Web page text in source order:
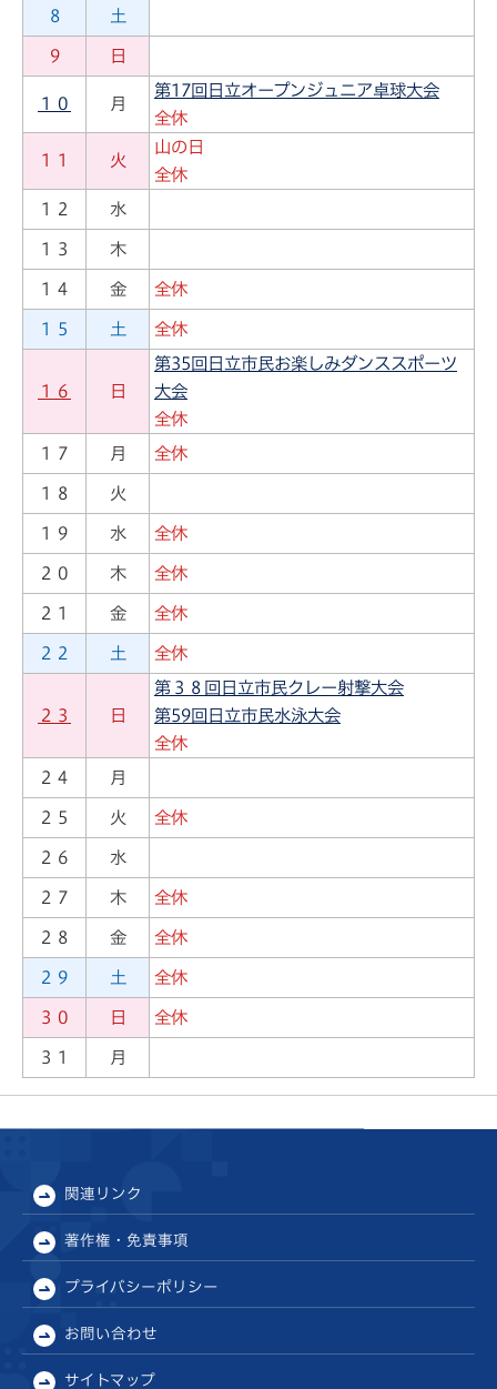
８ 土
９ 日
１０ 月
第17回日立オープンジュニア卓球大会
全休
１１ 火
山の日
全休
１２
水
１３ 木
１４ 金 全休
１５ 土 全休
１６ 日
第35回日立市民お楽しみダンススポーツ
大会
全休
１７
月 全休
１８ 火
１９ 水 全休
２０ 木 全休
２１ 金 全休
２２ 土 全休
２３ 日
第３８回日立市民クレー射撃大会
第59回日立市民水泳大会
全休
２４
月
２５ 火 全休
２６ 水
２７ 木 全休
２８ 金 全休
２９ 土 全休
３０ 日 全休
３１ 月
関連リンク
著作権・免責事項
プライバシーポリシー
お問い合わせ
サイトマップ